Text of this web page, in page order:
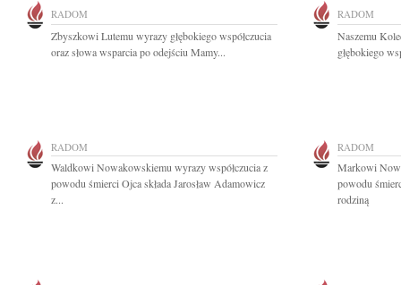
RADOM
Zbyszkowi Lutemu wyrazy głębokiego współczucia
oraz słowa wsparcia po odejściu Mamy...
RADOM
Naszemu
głębokiego
RADOM
Waldkowi Nowakowskiemu wyrazy współczucia z
powodu śmierci Ojca składa Jarosław Adamowicz
z...
RADOM
Markowi
powodu
rodziną